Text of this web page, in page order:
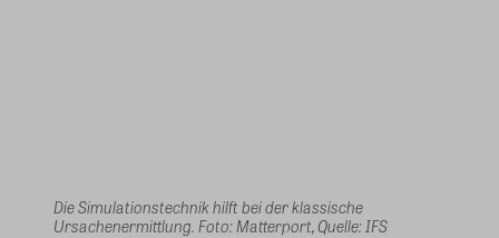
Die Simulationstechnik hilft bei der klassische
Ursachenermittlung. Foto: Matterport, Quelle: IFS